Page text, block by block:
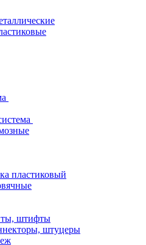
пластиковый
штифты
штуцеры